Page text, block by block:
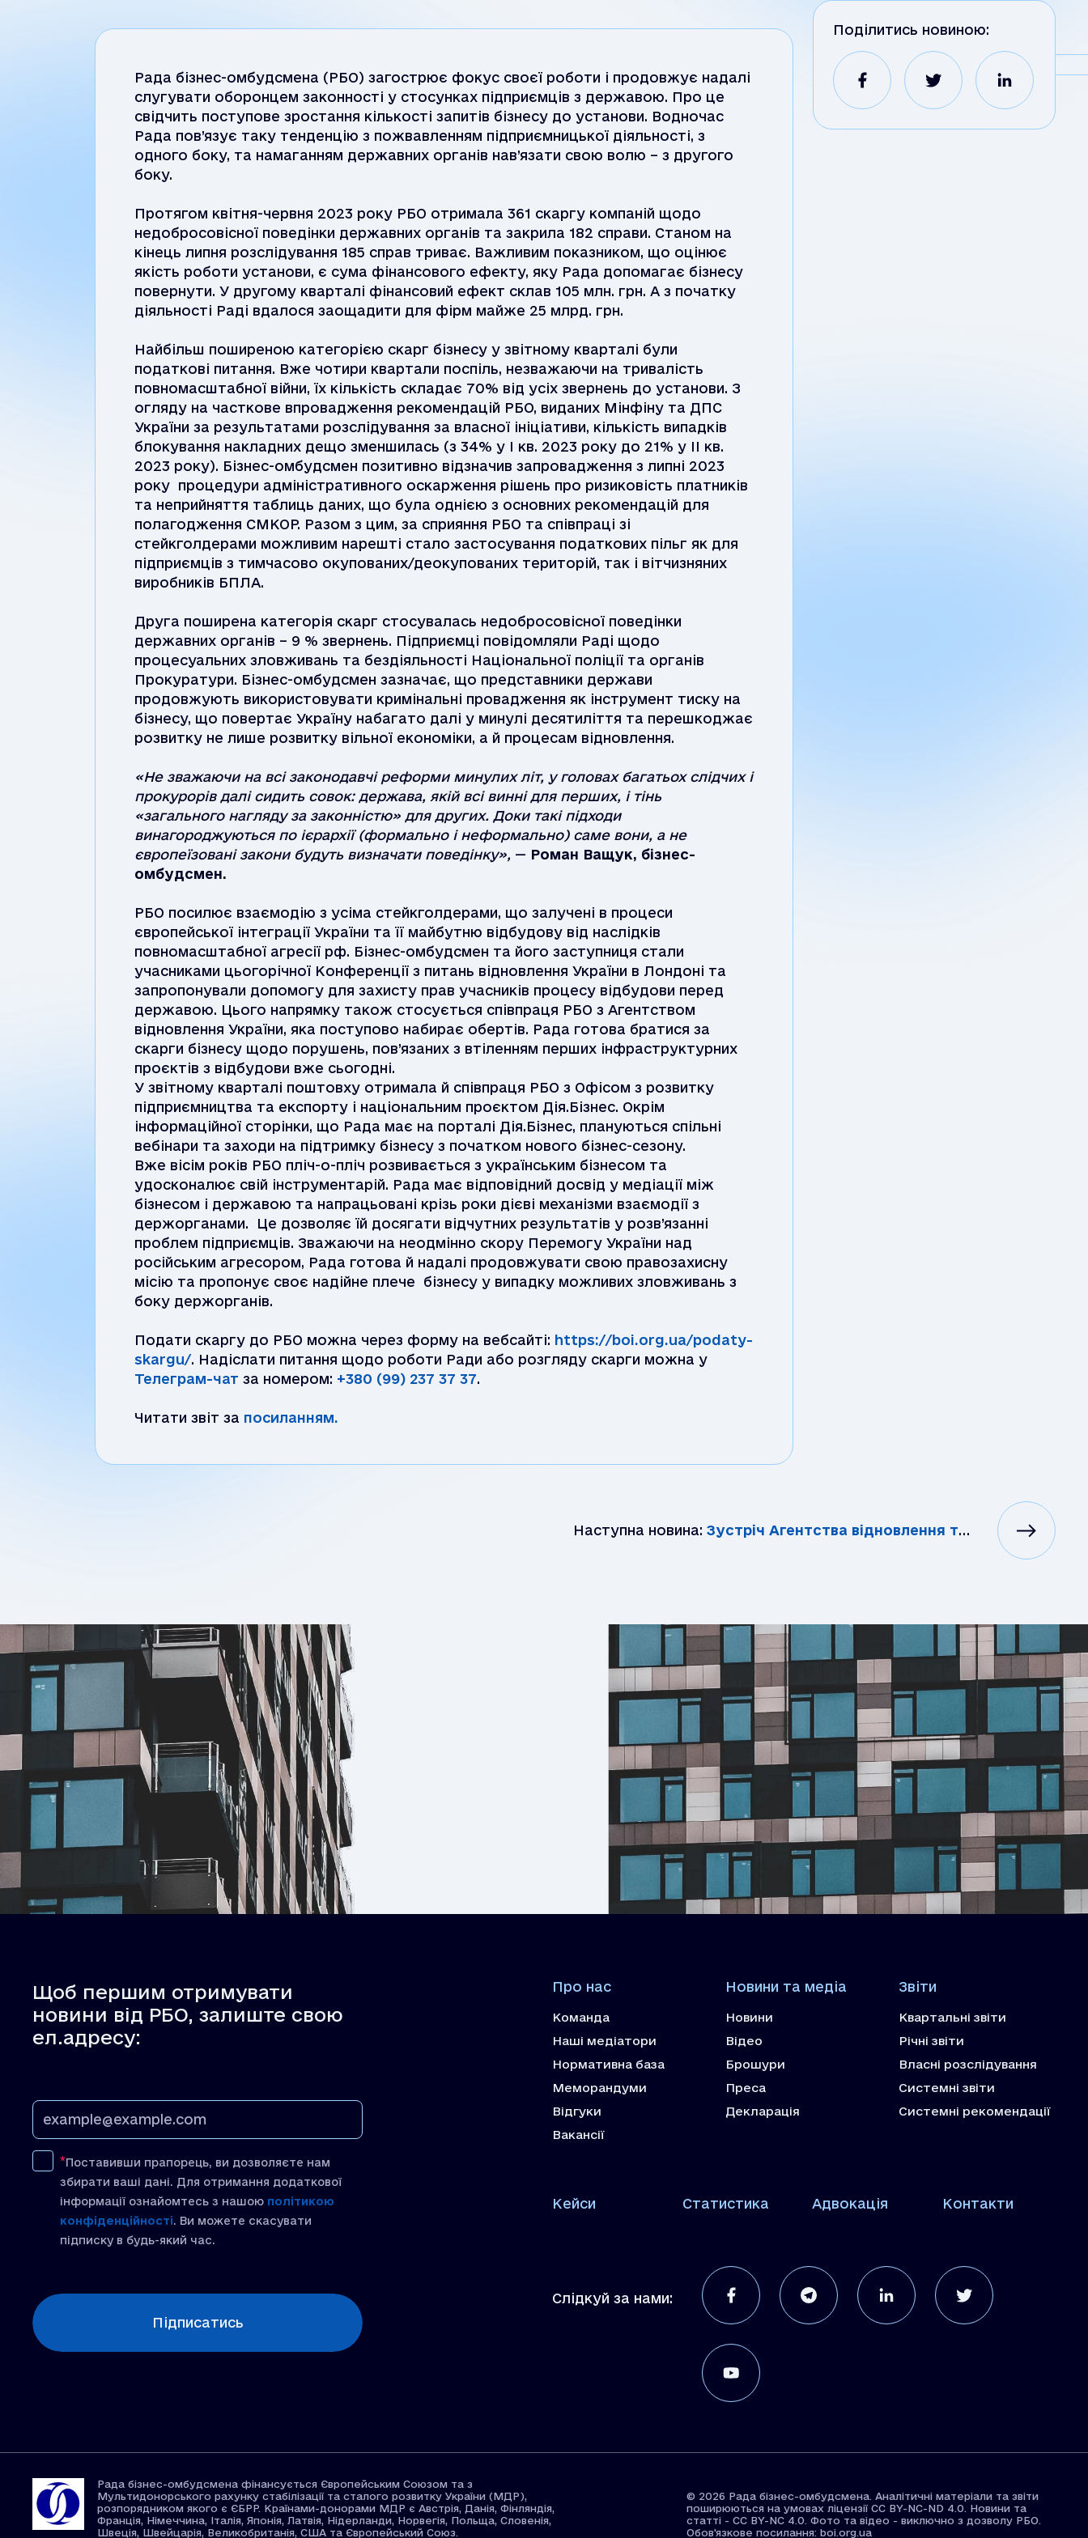
Рада бізнес-омбудсмена (РБО) загострює фокус своєї роботи і продовжує надалі
слугувати оборонцем законності у стосунках підприємців з державою. Про це
свідчить поступове зростання кількості запитів бізнесу до установи. Водночас
Рада пов’язує таку тенденцію з пожвавленням підприємницької діяльності, з
одного боку, та намаганням державних органів нав’язати свою волю – з другого
боку.
Протягом квітня-червня 2023 року РБО отримала 361 скаргу компаній щодо
недобросовісної поведінки державних органів та закрила 182 справи. Станом на
кінець липня розслідування 185 справ триває. Важливим показником, що оцінює
якість роботи установи, є сума фінансового ефекту, яку Рада допомагає бізнесу
повернути. У другому кварталі фінансовий ефект склав 105 млн. грн. А з початку
діяльності Раді вдалося заощадити для фірм майже 25 млрд. грн.
Найбільш поширеною категорією скарг бізнесу у звітному кварталі були
податкові питання. Вже чотири квартали поспіль, незважаючи на тривалість
повномасштабної війни, їх кількість складає 70% від усіх звернень до установи. З
огляду на часткове впровадження рекомендацій РБО, виданих Мінфіну та ДПС
України за результатами розслідування за власної ініціативи, кількість випадків
блокування накладних дещо зменшилась (з 34% у I кв. 2023 року до 21% у II кв.
2023 року). Бізнес-омбудсмен позитивно відзначив запровадження з липні 2023
року процедури адміністративного оскарження рішень про ризиковість платників
та неприйняття таблиць даних, що була однією з основних рекомендацій для
полагодження СМКОР. Разом з цим, за сприяння РБО та співпраці зі
стейкголдерами можливим нарешті стало застосування податкових пільг як для
підприємців з тимчасово окупованих/деокупованих територій, так і вітчизняних
виробників БПЛА.
Друга поширена категорія скарг стосувалась недобросовісної поведінки
державних органів – 9 % звернень. Підприємці повідомляли Раді щодо
процесуальних зловживань та бездіяльності Національної поліції та органів
Прокуратури. Бізнес-омбудсмен зазначає, що представники держави
продовжують використовувати кримінальні провадження як інструмент тиску на
бізнесу, що повертає Україну набагато далі у минулі десятиліття та перешкоджає
розвитку не лише розвитку вільної економіки, а й процесам відновлення.
«Не зважаючи на всі законодавчі реформи минулих літ, у головах багатьох слідчих і
прокурорів далі сидить совок: держава, якій всі винні для перших, і тінь
«загального нагляду за законністю» для других. Доки такі підходи
винагороджуються по ієрархії (формально і неформально) саме вони, а не
європеїзовані закони будуть визначати поведінку», — Роман Ващук, бізнес-
омбудсмен.
РБО посилює взаємодію з усіма стейкголдерами, що залучені в процеси
європейської інтеграції України та її майбутню відбудову від наслідків
повномасштабної агресії рф. Бізнес-омбудсмен та його заступниця стали
учасниками цьогорічної Конференції з питань відновлення України в Лондоні та
запропонували допомогу для захисту прав учасників процесу відбудови перед
державою. Цього напрямку також стосується співпраця РБО з Агентством
відновлення України, яка поступово набирає обертів. Рада готова братися за
скарги бізнесу щодо порушень, пов’язаних з втіленням перших інфраструктурних
проєктів з відбудови вже сьогодні.
У звітному кварталі поштовху отримала й співпраця РБО з Офісом з розвитку
підприємництва та експорту і національним проєктом Дія.Бізнес. Окрім
інформаційної сторінки, що Рада має на порталі Дія.Бізнес, плануються спільні
вебінари та заходи на підтримку бізнесу з початком нового бізнес-сезону.
Вже вісім років РБО пліч-о-пліч розвивається з українським бізнесом та
удосконалює свій інструментарій. Рада має відповідний досвід у медіації між
бізнесом і державою та напрацьовані крізь роки дієві механізми взаємодії з
держорганами. Це дозволяє їй досягати відчутних результатів у розв’язанні
проблем підприємців. Зважаючи на неодмінно скору Перемогу України над
російським агресором, Рада готова й надалі продовжувати свою правозахисну
місію та пропонує своє надійне плече бізнесу у випадку можливих зловживань з
боку держорганів.
Подати скаргу до РБО можна через форму на вебсайті: https://boi.org.ua/podaty-
skargu/. Надіслати питання щодо роботи Ради або розгляду скарги можна у
Телеграм-чат за номером: +380 (99) 237 37 37.
Читати звіт за посиланням.
Поділитись новиною:
Наступна новина: Зустріч Агентства відновлення та Ради бізнес-омбудсмена з компаніями-членами EBA
Щоб першим отримувати
новини від РБО, залиште свою
ел.адресу:
Поставивши прапорець, ви дозволяєте нам
збирати ваші дані. Для отримання додаткової
інформації ознайомтесь з нашою політикою
конфіденційності. Ви можете скасувати
підписку в будь-який час.
Підписатись
Про нас
Команда
Наші медіатори
Нормативна база
Меморандуми
Відгуки
Вакансії
Новини та медіа
Новини
Відео
Брошури
Преса
Декларація
Звіти
Квартальні звіти
Річні звіти
Власні розслідування
Системні звіти
Системні рекомендації
Кейси Статистика Адвокація Контакти
Слідкуй за нами:
Рада бізнес-омбудсмена фінансується Європейським Союзом та з
Мультидонорського рахунку стабілізації та сталого розвитку України (МДР),
розпорядником якого є ЄБРР. Країнами-донорами МДР є Австрія, Данія, Фінляндія,
Франція, Німеччина, Італія, Японія, Латвія, Нідерланди, Норвегія, Польща, Словенія,
Швеція, Швейцарія, Великобританія, США та Європейський Союз.
© 2026 Рада бізнес-омбудсмена. Аналітичні матеріали та звіти
поширюються на умовах ліцензії CC BY-NC-ND 4.0. Новини та
статті - CC BY-NC 4.0. Фото та відео - виключно з дозволу РБО.
Обов'язкове посилання: boi.org.ua